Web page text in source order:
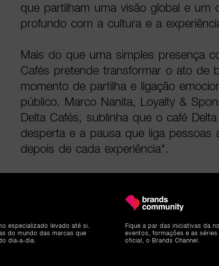
que partilham uma visão global e um
profundo com a cultura e a
Mais do que uma simples presença
Cafés pretende transformar o ato de
momento de partilha e ligação
público. Marco Nanita, Loyalty &
Delta Cafés, sublinha que o café
desperta e a pausa que liga pessoas
depois de cada experiência".
a sua ligação com um público
gerações e geografias. "No Rock in
pessoas de todas as idades e
E é precisamente aí que a Delta quer
especializado levado até si.
do mundo das marcas que
dia-a-dia.
Fique a par das iniciativas da
eventos, formações e as
oficial, o Brands Channel.